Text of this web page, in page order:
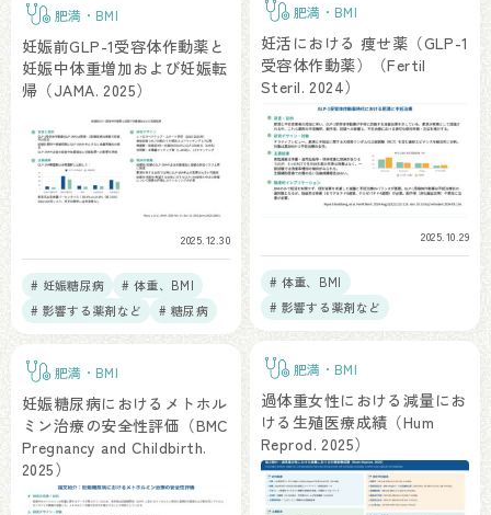
肥満・BMI
妊娠前GLP-1受容体作動薬と
妊娠中体重増加および妊娠転
帰（JAMA. 2025）
2025.12.30
# 妊娠糖尿病
# 体重、BMI
# 影響する薬剤など
# 糖尿病
肥満・BMI
妊活における 痩せ薬（GLP-1
受容体作動薬）（Fertil
Steril. 2024）
2025.10.29
# 体重、BMI
# 影響する薬剤など
肥満・BMI
妊娠糖尿病におけるメトホル
ミン治療の安全性評価（BMC
Pregnancy and Childbirth.
2025）
肥満・BMI
過体重女性における減量にお
ける生殖医療成績（Hum
Reprod. 2025）